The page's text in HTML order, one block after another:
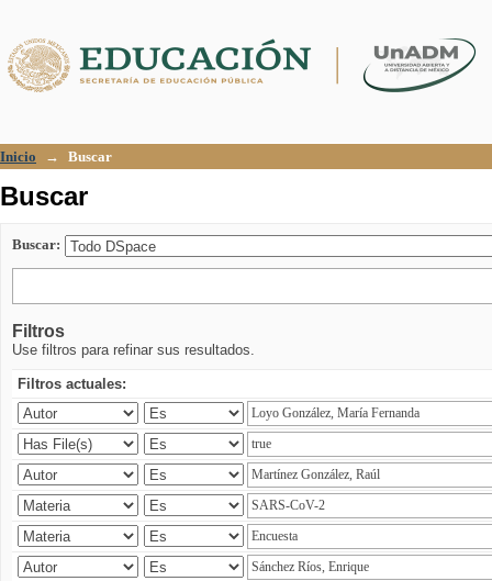
Inicio → Buscar
Buscar
Buscar:
Filtros
Use filtros para refinar sus resultados.
Filtros actuales: